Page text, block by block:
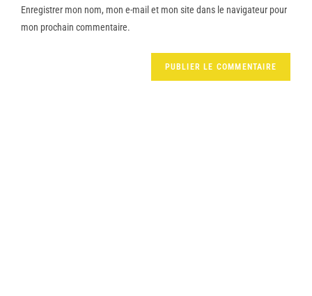
Enregistrer mon nom, mon e-mail et mon site dans le navigateur pour
mon prochain commentaire.